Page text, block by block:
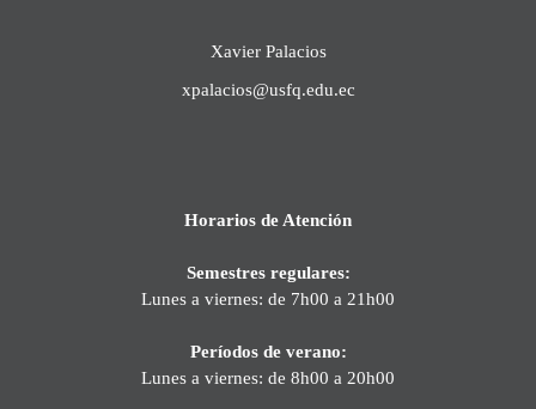
Xavier Palacios
xpalacios@usfq.edu.ec
Horarios de Atención
Semestres regulares:
Lunes a viernes: de 7h00 a 21h00
Períodos de verano:
Lunes a viernes: de 8h00 a 20h00